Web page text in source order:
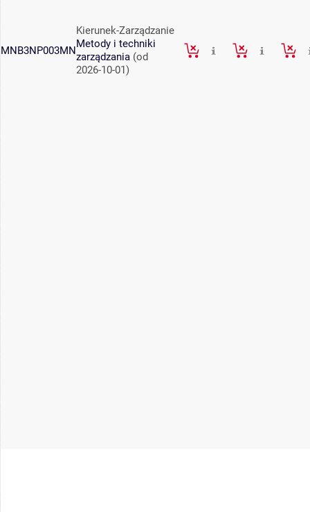
MNB3NP003MN
Kierunek-Zarządzanie
Metody i techniki
zarządzania (od
2026-10-01)